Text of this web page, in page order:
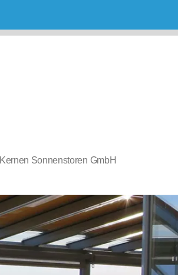
Kernen Sonnenstoren GmbH